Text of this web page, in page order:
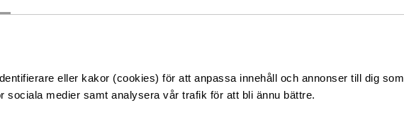
eller kakor (cookies) för att anpassa innehåll och annonser till dig som
sociala medier samt analysera vår trafik för att bli ännu bättre.